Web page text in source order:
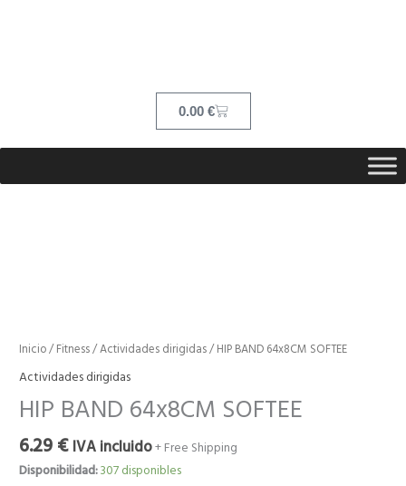
0.00 €Cart
Inicio/Fitness/Actividades dirigidas/ HIP BAND 64x8CM SOFTEE
Actividades dirigidas
HIP BAND 64x8CM SOFTEE
6.29€ IVA incluido+ Free Shipping
Disponibilidad:307 disponibles